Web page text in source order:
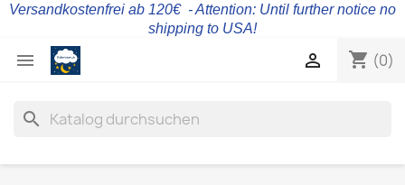
Versandkostenfrei ab 120€ - Attention: Until further notice no
shipping to USA!
 shopping_cart (0)

search